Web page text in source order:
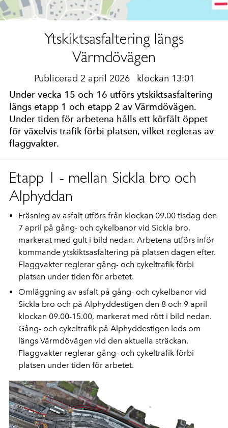
Ytskiktsasfaltering längs
Värmdövägen
Publicerad 2 april 2026 klockan 13:01
Under vecka 15 och 16 utförs ytskiktsasfaltering
längs etapp 1 och etapp 2 av Värmdövägen.
Under tiden för arbetena hålls ett körfält öppet
för växelvis trafik förbi platsen, vilket regleras av
flaggvakter.
Etapp 1 - mellan Sickla bro och
Alphyddan
Fräsning av asfalt utförs från klockan 09.00 tisdag den
7 april på gång- och cykelbanor vid Sickla bro,
markerat med gult i bild nedan. Arbetena utförs inför
kommande ytskiktsasfaltering på platsen dagen efter.
Flaggvakter reglerar gång- och cykeltrafik förbi
platsen under tiden för arbetet.
Omläggning av asfalt på gång- och cykelbanor vid
Sickla bro och på Alphyddestigen den 8 och 9 april
klockan 09.00-15.00, markerat med rött i bild nedan.
Gång- och cykeltrafik på Alphyddestigen leds om
längs Värmdövägen vid den aktuella sträckan.
Flaggvakter reglerar gång- och cykeltrafik förbi
platsen under tiden för arbetet.